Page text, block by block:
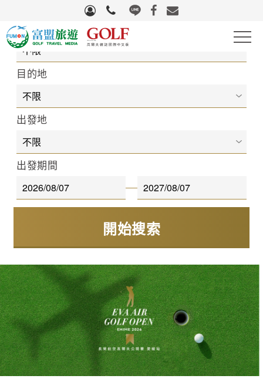
高爾夫
滑雪
自行車
團體旅遊
國際機票
關於富盟
聯絡我們
旅遊區域
目的地
出發地
出發期間